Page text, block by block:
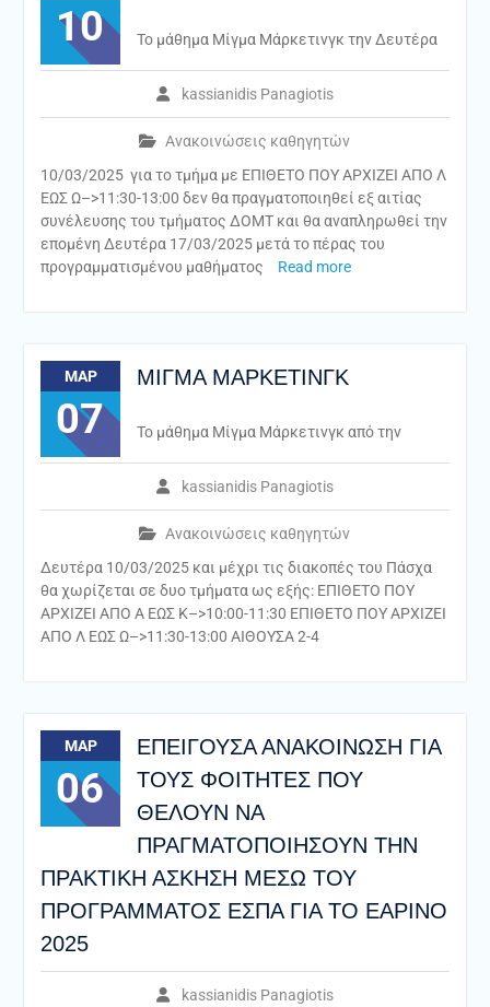
10
kassianidis Panagiotis
Ανακοινώσεις καθηγητών
Το μάθημα Μίγμα Μάρκετινγκ την Δευτέρα
10/03/2025 για το τμήμα με ΕΠΙΘΕΤΟ ΠΟΥ ΑΡΧΙΖΕΙ ΑΠΟ Λ
ΕΩΣ Ω–>11:30-13:00 δεν θα πραγματοποιηθεί εξ αιτίας
συνέλευσης του τμήματος ΔΟΜΤ και θα αναπληρωθεί την
επομένη Δευτέρα 17/03/2025 μετά το πέρας του
προγραμματισμένου μαθήματος
Read more
ΜΑΡ
07
ΜΙΓΜΑ ΜΑΡΚΕΤΙΝΓΚ
kassianidis Panagiotis
Ανακοινώσεις καθηγητών
Το μάθημα Μίγμα Μάρκετινγκ από την
Δευτέρα 10/03/2025 και μέχρι τις διακοπές του Πάσχα
θα χωρίζεται σε δυο τμήματα ως εξής: ΕΠΙΘΕΤΟ ΠΟΥ
ΑΡΧΙΖΕΙ ΑΠΟ Α ΕΩΣ Κ–>10:00-11:30 ΕΠΙΘΕΤΟ ΠΟΥ ΑΡΧΙΖΕΙ
ΑΠΟ Λ ΕΩΣ Ω–>11:30-13:00 ΑΙΘΟΥΣΑ 2-4
ΜΑΡ
06
ΕΠΕΙΓΟΥΣΑ ΑΝΑΚΟΙΝΩΣΗ ΓΙΑ
ΤΟΥΣ ΦΟΙΤΗΤΕΣ ΠΟΥ
ΘΕΛΟΥΝ ΝΑ
ΠΡΑΓΜΑΤΟΠΟΙΗΣΟΥΝ ΤΗΝ
ΠΡΑΚΤΙΚΗ ΑΣΚΗΣΗ ΜΕΣΩ ΤΟΥ
ΠΡΟΓΡΑΜΜΑΤΟΣ ΕΣΠΑ ΓΙΑ ΤΟ ΕΑΡΙΝΟ
2025
kassianidis Panagiotis